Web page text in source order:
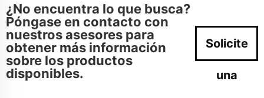
¿No encuentra lo que busca?
Póngase en contacto con
nuestros asesores para
obtener más información
sobre los productos
disponibles.
Solicite
una